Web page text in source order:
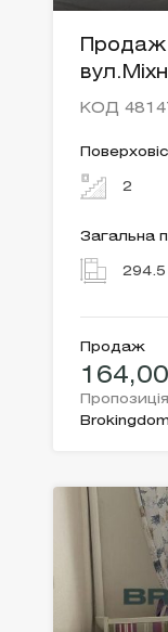
Продаж
КОД
2
Загальна
294.5
Продаж
Brokingdom